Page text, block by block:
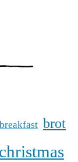
breakfast brot
christmas